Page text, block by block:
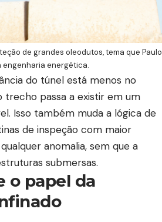
de grandes oleodutos, tema que Paulo
engenharia energética.
do túnel está menos no
trecho passa a existir em um
Isso também muda a lógica de
de inspeção com maior
anomalia, sem que a
submersas.
o papel da